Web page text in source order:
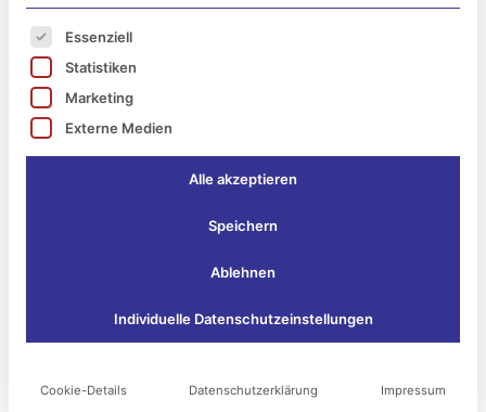
Wir von esko-systems haben folgende
wichtige Sicherheitsinformation für Sie.
VMware stellt wichtige (Sicherheits)-
Updates für vCenter Server und Cloud
Foundation bereit.
Wir von esko-systems empfehlen Ihnen,
Hersteller „VMware“ bereitgestellten
Sicherheitslücken zu schließen.
Es folgt eine Liste der Service-Gruppen, für die
Essenziell
Statistiken
Marketing
Externe Medien
Alle akzeptieren
Speichern
Ablehnen
Individuelle Datenschutzeinstellungen
Cookie-Details Datenschutzerklärung Impressum